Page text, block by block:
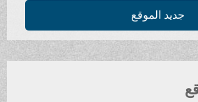
جديد الموقع